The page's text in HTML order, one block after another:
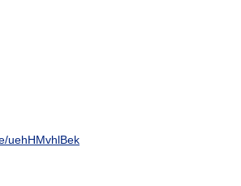
uehHMvhlBek